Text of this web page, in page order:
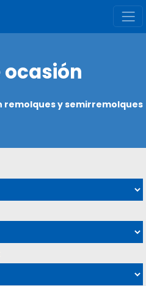
remolques y semirremolques